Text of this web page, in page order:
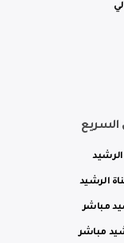
السريع
الرشيد
الرشيد
مباشر
مباشر